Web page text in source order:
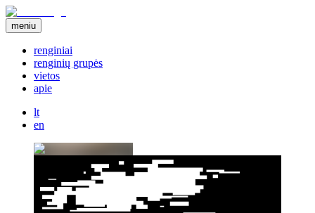
meniu
renginiai
renginių grupės
vietos
apie
lt
en